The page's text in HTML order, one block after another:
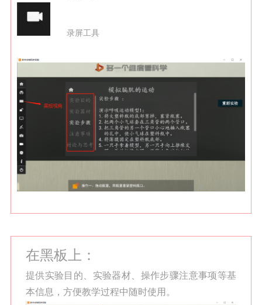
录屏工具
在黑板上：
提供实验目的、实验器材、操作步骤注意事项等基
本信息，方便教学过程中随时使用。